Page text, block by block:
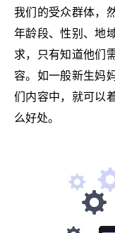
我们的受众群体，
年龄段、性别、地
求，只有知道他们
容。如一般新生妈
们内容中，就可以
么好处。